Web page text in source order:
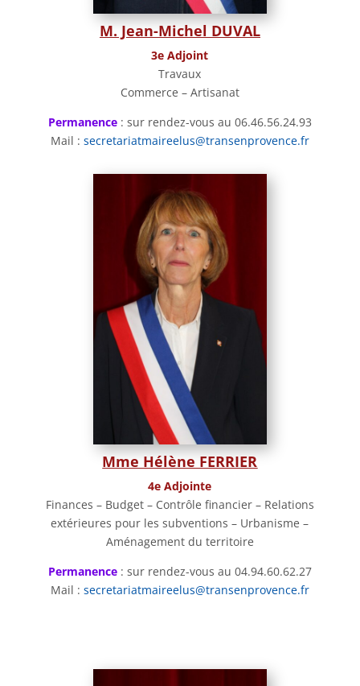
M. Jean-Michel DUVAL
3e Adjoint
Travaux
Commerce – Artisanat
Permanence : sur rendez-vous au 06.46.56.24.93
Mail : secretariatmaireelus@transenprovence.fr
Mme Hélène FERRIER
4e Adjointe
Finances – Budget – Contrôle financier – Relations
extérieures pour les subventions – Urbanisme –
Aménagement du territoire
Permanence : sur rendez-vous au 04.94.60.62.27
Mail : secretariatmaireelus@transenprovence.fr